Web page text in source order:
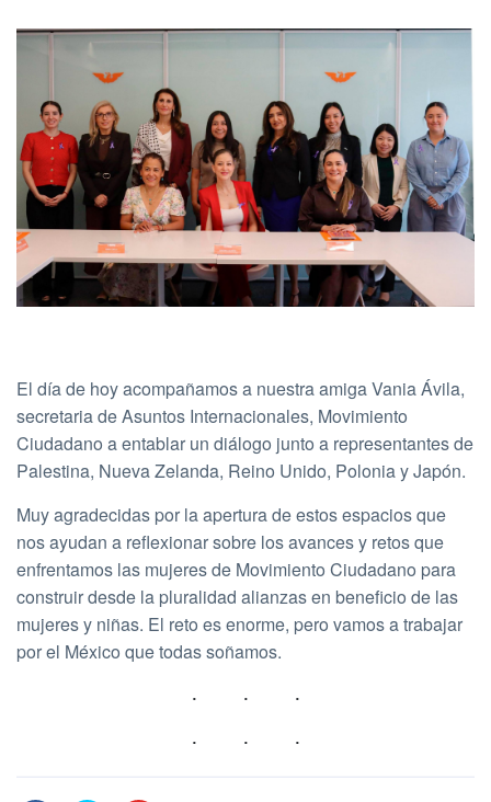
El día de hoy acompañamos a nuestra amiga Vania Ávila,
secretaria de Asuntos Internacionales, Movimiento
Ciudadano a entablar un diálogo junto a representantes de
Palestina, Nueva Zelanda, Reino Unido, Polonia y Japón.
Muy agradecidas por la apertura de estos espacios que
nos ayudan a reflexionar sobre los avances y retos que
enfrentamos las mujeres de Movimiento Ciudadano para
construir desde la pluralidad alianzas en beneficio de las
mujeres y niñas. El reto es enorme, pero vamos a trabajar
por el México que todas soñamos.